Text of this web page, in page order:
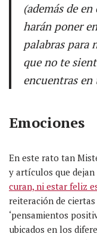
(además de
harán poner
palabras para
que no te
encuentras
Emociones
En este rato tan
y artículos que
curan, ni estar feliz
reiteración de
‘pensamientos
ubicados en los